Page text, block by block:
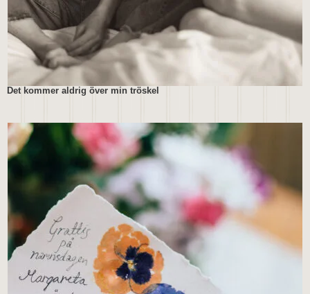
Det kommer aldrig över min tröskel